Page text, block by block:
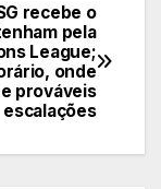
recebe o
pela
League;
onde
prováveis
escalações